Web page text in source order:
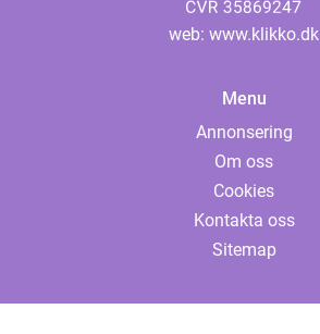
web: www.klikko.dk
Menu
Annonsering
Om oss
Cookies
Kontakta oss
Sitemap